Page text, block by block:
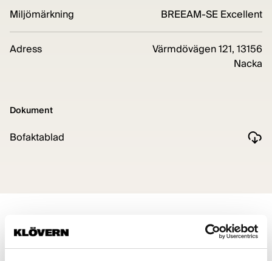
Miljömärkning BREEAM-SE Excellent
Adress
Värmdövägen 121, 13156
Nacka
Dokument
Bofaktablad
Planritning